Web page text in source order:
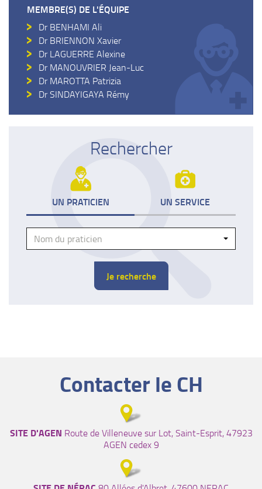
MEMBRE(S) DE L'ÉQUIPE
Dr BENHAMI Ali
Dr BRIENNON Xavier
Dr LAGUERRE Alexine
Dr MANOUVRIER Jean-Luc
Dr MAROTTA Patrizia
Dr SINDAYIGAYA Rémy
Rechercher
UN PRATICIEN UN SERVICE
Praticien
Nom du praticien
Je recherche
Contacter le CH
SITE D'AGEN Route de Villeneuve sur Lot, Saint-Esprit, 47923
AGEN cedex 9